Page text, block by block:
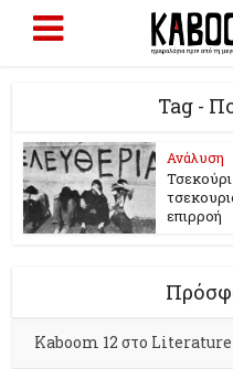
Tag -
Ανάλυση
επιρροή
Kaboom 12 στο